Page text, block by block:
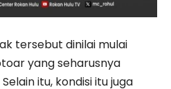
tersebut dinilai mulai
yang seharusnya
itu, kondisi itu juga